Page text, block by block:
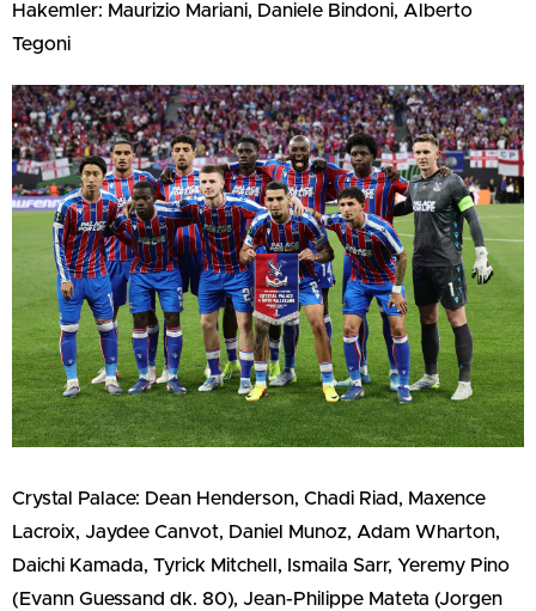
Hakemler: Maurizio Mariani, Daniele Bindoni, Alberto
Tegoni
Crystal Palace: Dean Henderson, Chadi Riad, Maxence
Lacroix, Jaydee Canvot, Daniel Munoz, Adam Wharton,
Daichi Kamada, Tyrick Mitchell, Ismaila Sarr, Yeremy Pino
(Evann Guessand dk. 80), Jean-Philippe Mateta (Jorgen